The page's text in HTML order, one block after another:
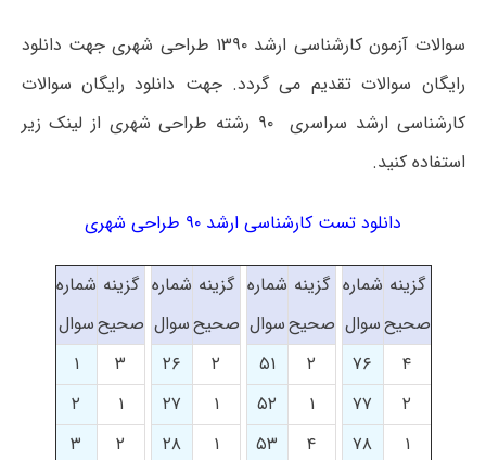
سوالات آزمون کارشناسی ارشد ۱۳۹۰ طراحی شهری جهت دانلود
رایگان سوالات تقدیم می گردد. جهت دانلود رایگان سوالات
کارشناسی ارشد سراسری ۹۰ رشته طراحی شهری از لینک زیر
استفاده کنید.
دانلود تست کارشناسی ارشد ۹۰ طراحی شهری
گزینه
صحیح
شماره
سوال
گزینه
صحیح
شماره
سوال
گزینه
صحیح
شماره
سوال
گزینه
صحیح
شماره
سوال
۴
۷۶ ۲ ۵۱ ۲ ۲۶ ۳
۱
۲
۷۷ ۱ ۵۲ ۱ ۲۷ ۱
۲
۱
۷۸ ۴ ۵۳ ۱ ۲۸ ۲
۳